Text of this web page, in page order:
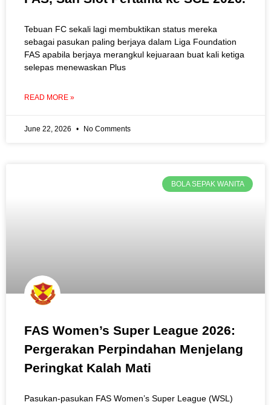
Tebuan FC sekali lagi membuktikan status mereka
sebagai pasukan paling berjaya dalam Liga Foundation
FAS apabila berjaya merangkul kejuaraan buat kali ketiga
selepas menewaskan Plus
READ MORE »
June 22, 2026 No Comments
BOLA SEPAK WANITA
FAS Women’s Super League 2026:
Pergerakan Perpindahan Menjelang
Peringkat Kalah Mati
Pasukan-pasukan FAS Women’s Super League (WSL)